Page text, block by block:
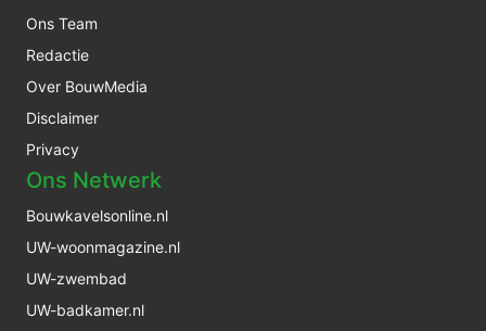
Ons Team
Redactie
Over BouwMedia
Disclaimer
Privacy
Ons Netwerk
Bouwkavelsonline.nl
UW-woonmagazine.nl
UW-zwembad
UW-badkamer.nl